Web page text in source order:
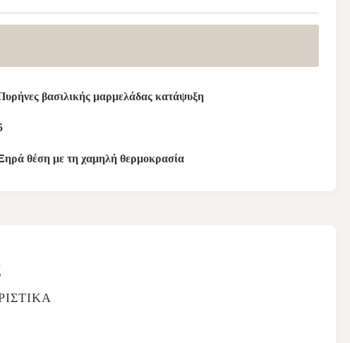
βασιλικής μαρμελάδας κατάψυξη
θέση με τη χαμηλή θερμοκρασία